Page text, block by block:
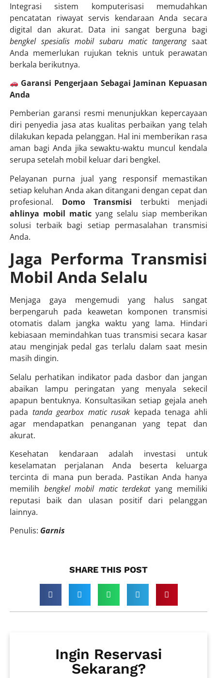
Integrasi sistem komputerisasi memudahkan
pencatatan riwayat servis kendaraan Anda secara
digital dan akurat. Data ini sangat berguna bagi
bengkel spesialis mobil subaru matic tangerangsaat
Anda memerlukan rujukan teknis untuk perawatan
berkala berikutnya.
Garansi Pengerjaan Sebagai Jaminan Kepuasan
Anda
Pemberian garansi resmi menunjukkan kepercayaan
diri penyedia jasa atas kualitas perbaikan yang telah
dilakukan kepada pelanggan. Hal ini memberikan rasa
aman bagi Anda jika sewaktu-waktu muncul kendala
serupa setelah mobil keluar dari bengkel.
Pelayanan purna jual yang responsif memastikan
setiap keluhan Anda akan ditangani dengan cepat dan
profesional. Domo Transmisi terbukti menjadi
ahlinya mobil matic yang selalu siap memberikan
solusi terbaik bagi setiap permasalahan transmisi
Anda.
Jaga Performa Transmisi
Mobil Anda Selalu
Menjaga gaya mengemudi yang halus sangat
berpengaruh pada keawetan komponen transmisi
otomatis dalam jangka waktu yang lama. Hindari
kebiasaan memindahkan tuas transmisi secara kasar
atau menginjak pedal gas terlalu dalam saat mesin
masih dingin.
Selalu perhatikan indikator pada dasbor dan jangan
abaikan lampu peringatan yang menyala sekecil
apapun bentuknya. Konsultasikan setiap gejala aneh
pada tanda gearbox matic rusak kepada tenaga ahli
agar mendapatkan penanganan yang tepat dan
akurat.
Kesehatan kendaraan adalah investasi untuk
keselamatan perjalanan Anda beserta keluarga
tercinta di mana pun berada. Pastikan Anda hanya
memilih bengkel mobil matic terdekatyang memiliki
reputasi baik dan ulasan positif dari pelanggan
lainnya.
Penulis: Garnis
SHARE THIS POST​
Ingin Reservasi
Sekarang?